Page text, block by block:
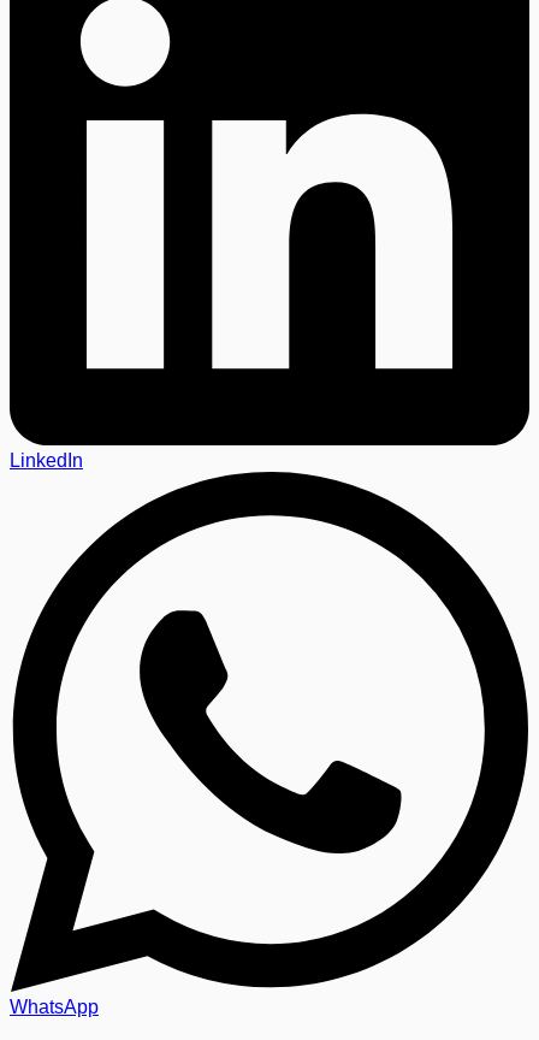
LinkedIn
WhatsApp